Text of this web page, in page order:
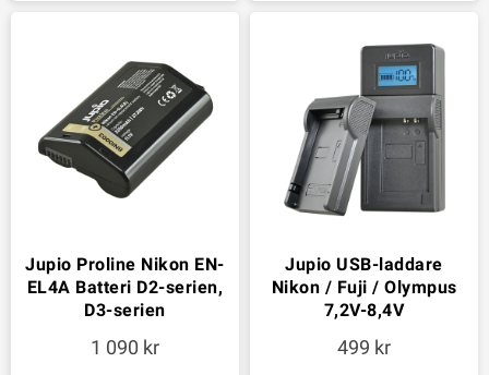
Jupio Proline Nikon EN-
EL4A Batteri D2-serien,
D3-serien
1 090
Jupio USB-laddare
Nikon / Fuji / Olympus
7,2V-8,4V
499